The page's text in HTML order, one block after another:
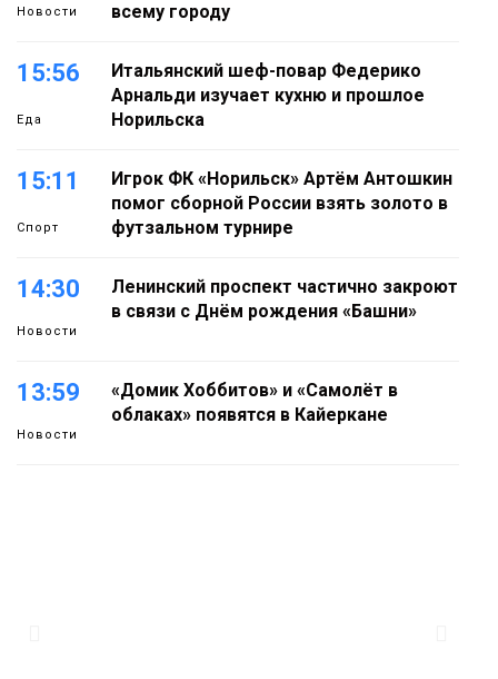
Новости
всему городу
15:56
Еда
Итальянский шеф-повар Федерико
Арнальди изучает кухню и прошлое
Норильска
15:11
Спорт
Игрок ФК «Норильск» Артём Антошкин
помог сборной России взять золото в
футзальном турнире
14:30
Новости
Ленинский проспект частично закроют
в связи с Днём рождения «Башни»
13:59
Новости
«Домик Хоббитов» и «Самолёт в
облаках» появятся в Кайеркане